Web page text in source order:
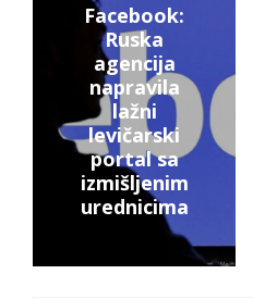
Facebook:
Ruska
agencija
napravila
lažni
levičarski
portal sa
izmišljenim
urednicima